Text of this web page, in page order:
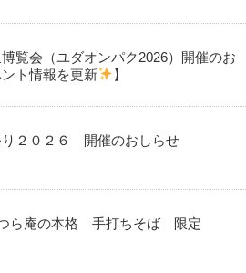
博覧会（ユダオンパク2026）開催のお
ト情報を更新
】
り２０２６ 開催のおしらせ
ら庵の本格 手打ちそば 限定